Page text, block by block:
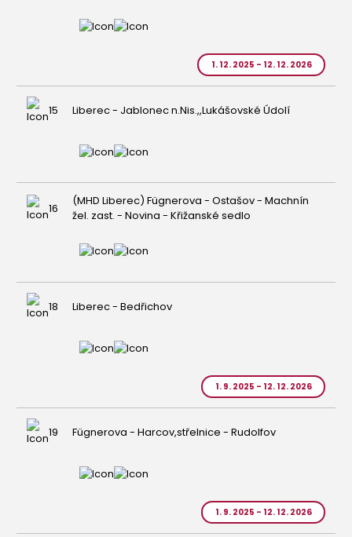
1. 12. 2025 - 12. 12. 2026
15 Liberec - Jablonec n.Nis.,,Lukášovské Údolí
16
(MHD Liberec) Fügnerova - Ostašov - Machnín
žel. zast. - Novina - Křižanské sedlo
18 Liberec - Bedřichov
1. 9. 2025 - 12. 12. 2026
19 Fügnerova - Harcov,střelnice - Rudolfov
1. 9. 2025 - 12. 12. 2026